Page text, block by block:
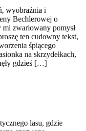
wyobraźnia i
Bechlerowej o
mi zwariowany pomysł
ten cudowny tekst,
śpiącego
na skrzydełkach,
gdzieś […]
lasu, gdzie